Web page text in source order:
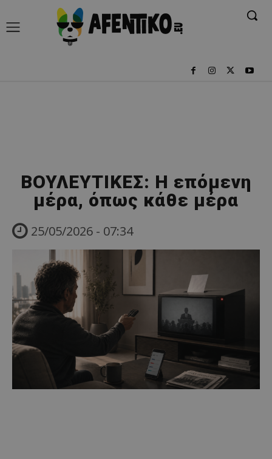
ΒΟΥΛΕΥΤΙΚΕΣ: Η επόμενη
μέρα, όπως κάθε μέρα
25/05/2026 - 07:34